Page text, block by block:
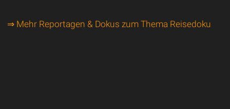
⇒ Mehr Reportagen & Dokus zum Thema Reisedoku